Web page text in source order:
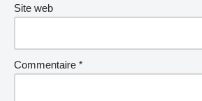
Site web
Commentaire *